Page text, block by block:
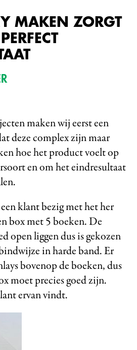
MAKEN ZORGT
maken wij eerst een
deze complex zijn maar
hoe het product voelt op
en om het eindresultaat
klant bezig met het her
box met 5 boeken. De
open liggen dus is gekozen
in harde band. Er
bovenop de boeken, dus
moet precies goed zijn.
ervan vindt.